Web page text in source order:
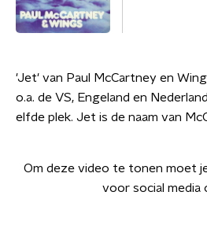
'Jet' van Paul McCartney en
o.a. de VS, Engeland en
elfde plek. Jet is de naam van
Om deze video te tonen moet
voor social media